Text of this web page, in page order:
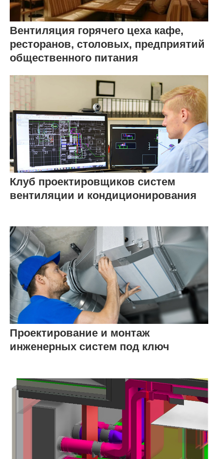
Вентиляция горячего цеха кафе,
ресторанов, столовых, предприятий
общественного питания
Клуб проектировщиков систем
вентиляции и кондиционирования
Проектирование и монтаж
инженерных систем под ключ